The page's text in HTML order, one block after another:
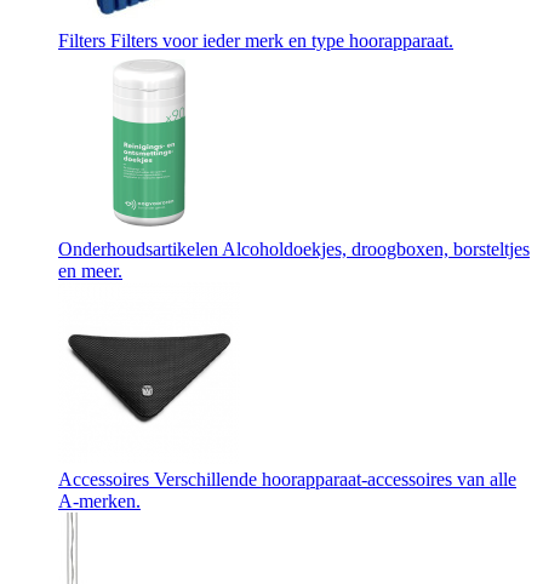
Filters Filters voor ieder merk en type hoorapparaat.
Onderhoudsartikelen Alcoholdoekjes, droogboxen, borsteltjes
en meer.
Accessoires Verschillende hoorapparaat-accessoires van alle
A-merken.